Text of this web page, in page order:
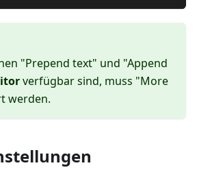
"Prepend text" und "Append
verfügbar sind, muss "More
werden.